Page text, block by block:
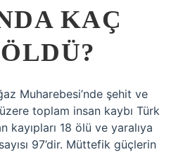
KAÇ
Muharebesi’nde şehit ve
toplam insan kaybı Türk
kayıpları 18 ölü ve yaralıya
97’dir. Müttefik güçlerin